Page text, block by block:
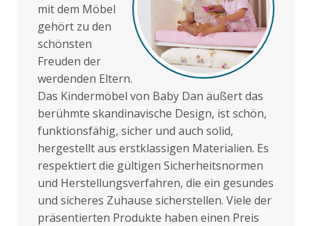
mit dem Möbel
gehört zu den
schönsten
Freuden der
werdenden Eltern.
Das Kindermöbel von Baby Dan äußert das
berühmte skandinavische Design, ist schön,
funktionsfähig, sicher und auch solid,
hergestellt aus erstklassigen Materialien. Es
respektiert die gültigen Sicherheitsnormen
und Herstellungsverfahren, die ein gesundes
und sicheres Zuhause sicherstellen. Viele der
präsentierten Produkte haben einen Preis